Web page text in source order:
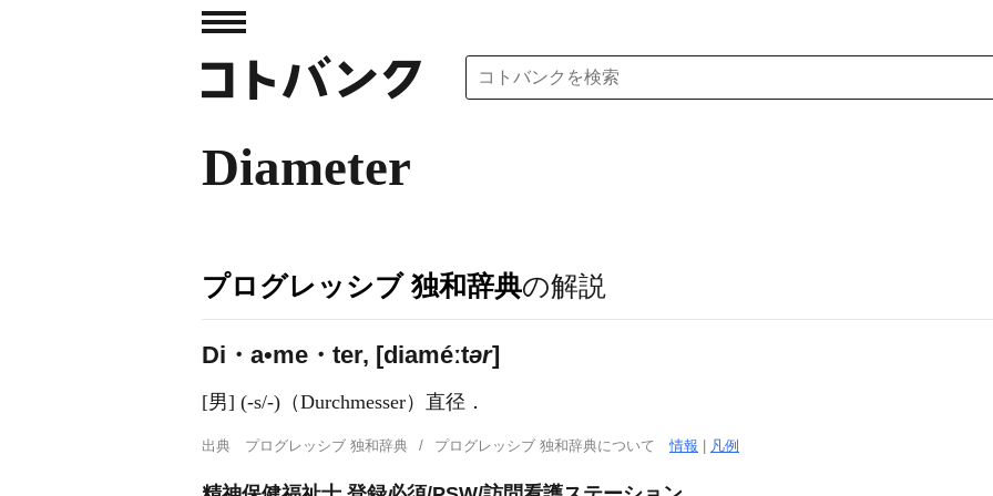
Diameter
プログレッシブ 独和辞典の解説
Di・a•me・ter, [diaméːtər]
[男] (-s/-)（Durchmesser）直径．
出典 プログレッシブ 独和辞典 プログレッシブ 独和辞典について情報 凡例